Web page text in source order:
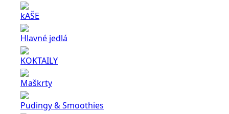
kAŠE
Hlavné jedlá
KOKTAILY
Maškrty
Pudingy & Smoothies